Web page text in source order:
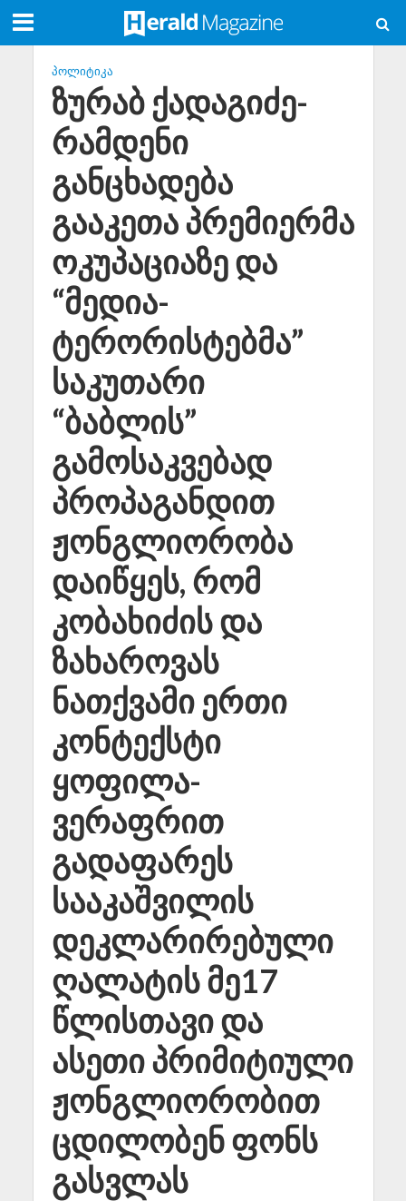
ᲞᲝᲚᲘᲢᲘᲙᲐ
ზურაბ ქადაგიძე-
რამდენი
განცხადება
გააკეთა პრემიერმა
ოკუპაციაზე და
“მედია-
ტერორისტებმა”
საკუთარი
“ბაბლის”
გამოსაკვებად
პროპაგანდით
ჟონგლიორობა
დაიწყეს, რომ
კობახიძის და
ზახაროვას
ნათქვამი ერთი
კონტექსტი
ყოფილა-
ვერაფრით
გადაფარეს
სააკაშვილის
დეკლარირებული
ღალატის მე17
წლისთავი და
ასეთი პრიმიტიული
ჟონგლიორობით
ცდილობენ ფონს
გასვლას